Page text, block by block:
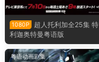
1080P
超人托利加全25集 特
利迦奥特曼粤语版
粤语动画剧集